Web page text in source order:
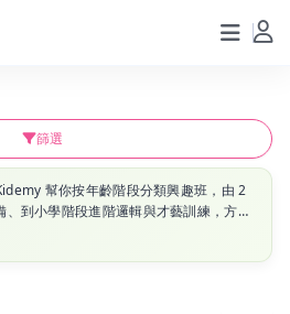
篩選
幫你按年齡階段分類興趣班，由 2
到小學階段進階邏輯與才藝訓練，方便
課程。